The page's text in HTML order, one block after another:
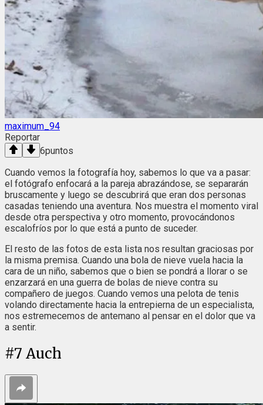
maximum_94
Reportar
6puntos
Cuando vemos la fotografía hoy, sabemos lo que va a pasar:
el fotógrafo enfocará a la pareja abrazándose, se separarán
bruscamente y luego se descubrirá que eran dos personas
casadas teniendo una aventura. Nos muestra el momento viral
desde otra perspectiva y otro momento, provocándonos
escalofríos por lo que está a punto de suceder.
El resto de las fotos de esta lista nos resultan graciosas por
la misma premisa. Cuando una bola de nieve vuela hacia la
cara de un niño, sabemos que o bien se pondrá a llorar o se
enzarzará en una guerra de bolas de nieve contra su
compañero de juegos. Cuando vemos una pelota de tenis
volando directamente hacia la entrepierna de un especialista,
nos estremecemos de antemano al pensar en el dolor que va
a sentir.
#7 Auch